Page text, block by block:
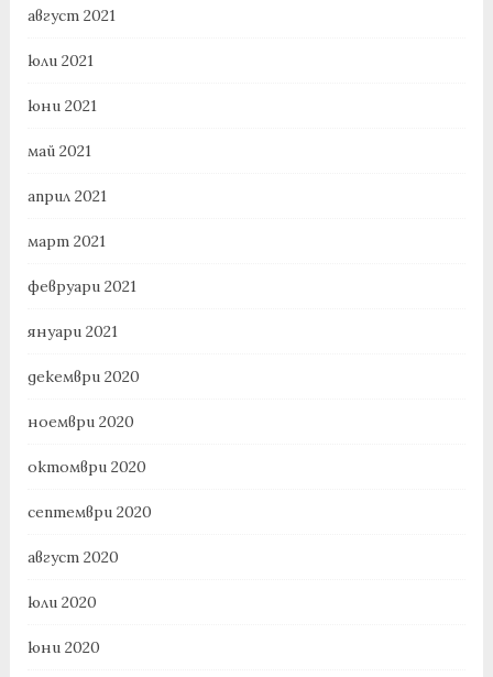
август 2021
юли 2021
юни 2021
май 2021
април 2021
март 2021
февруари 2021
януари 2021
декември 2020
ноември 2020
октомври 2020
септември 2020
август 2020
юли 2020
юни 2020